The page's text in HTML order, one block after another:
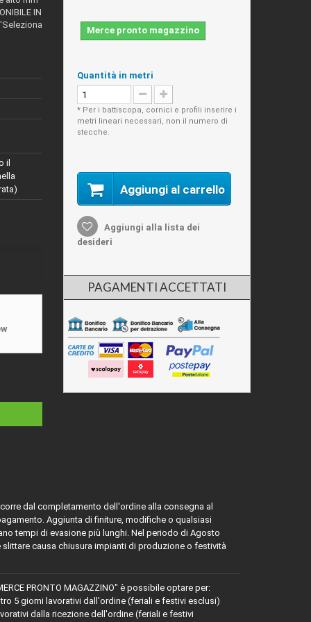
IN
il
Merce pronto magazzino
Quantità in metri
* Per i battiscopa, cornici e profili inserire i
metri lineari necessari, non il numero di
stecche.
Aggiungi al carrello
Aggiungi alla lista dei
desideri
PAGAMENTI ACCETTATI
dal completamento dell'ordine alla consegna al
Aggiunta di finiture, modifiche o qualsiasi
tempi di evasione più lunghi. Nel periodo di Agosto
causa chiusura impianti di produzione o festività
PRONTO MAGAZZINO" è possibile optare per:
5 giorni lavorativi dall'ordine (feriali e festivi esclusi)
dalla ricezione dell'ordine (feriali e festivi